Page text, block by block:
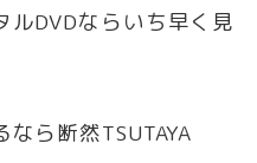
DVDならいち早く見
なら断然TSUTAYA